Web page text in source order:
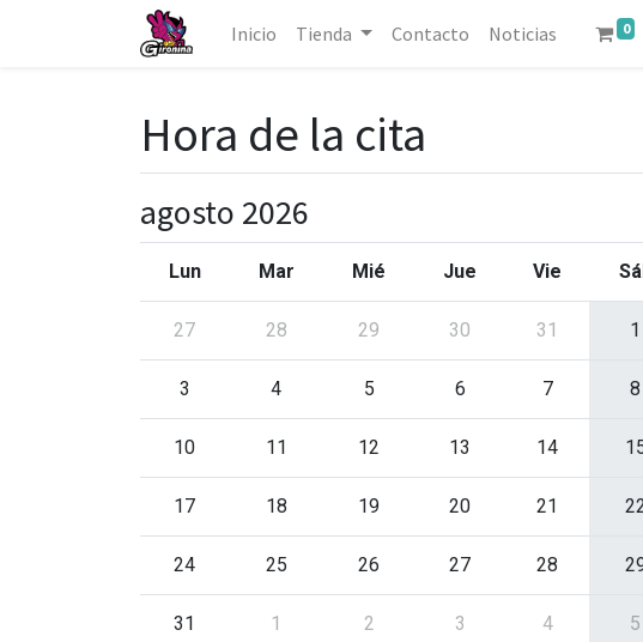
Inicio Tienda Contacto Noticias 0
Hora de la cita
agosto 2026
Lun Mar Mié Jue Vie
27 28 29 30 31 1
3 4 5 6 7 8
10 11 12 13 14
17 18 19 20 21
24 25 26 27 28
31 1 2 3 4 5